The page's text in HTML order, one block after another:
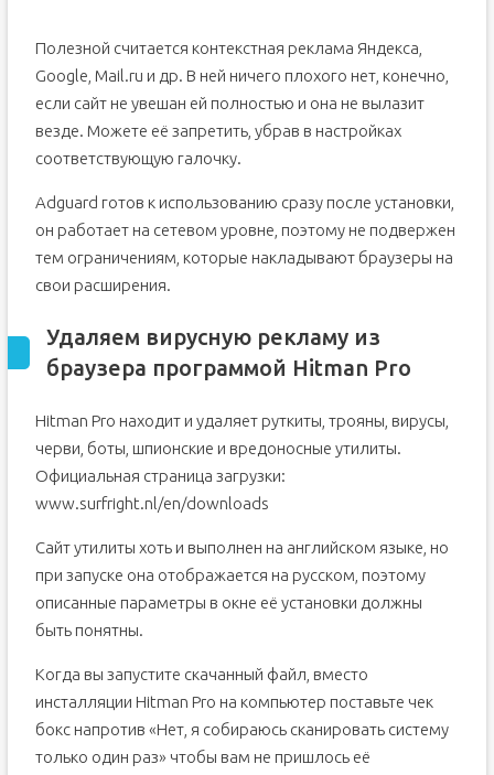
Полезной считается контекстная реклама Яндекса,
Google, Mail.ru и др. В ней ничего плохого нет, конечно,
если сайт не увешан ей полностью и она не вылазит
везде. Можете её запретить, убрав в настройках
соответствующую галочку.
Adguard готов к использованию сразу после установки,
он работает на сетевом уровне, поэтому не подвержен
тем ограничениям, которые накладывают браузеры на
свои расширения.
Удаляем вирусную рекламу из
браузера программой Hitman Pro
Hitman Pro находит и удаляет руткиты, трояны, вирусы,
черви, боты, шпионские и вредоносные утилиты.
Официальная страница загрузки:
www.surfright.nl/en/downloads
Сайт утилиты хоть и выполнен на английском языке, но
при запуске она отображается на русском, поэтому
описанные параметры в окне её установки должны
быть понятны.
Когда вы запустите скачанный файл, вместо
инсталляции Hitman Pro на компьютер поставьте чек
бокс напротив «Нет, я собираюсь сканировать систему
только один раз» чтобы вам не пришлось её